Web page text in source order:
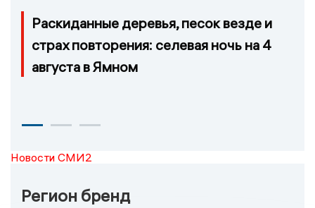
Раскиданные деревья, песок везде и
страх повторения: селевая ночь на 4
августа в Ямном
Новости СМИ2
Регион бренд